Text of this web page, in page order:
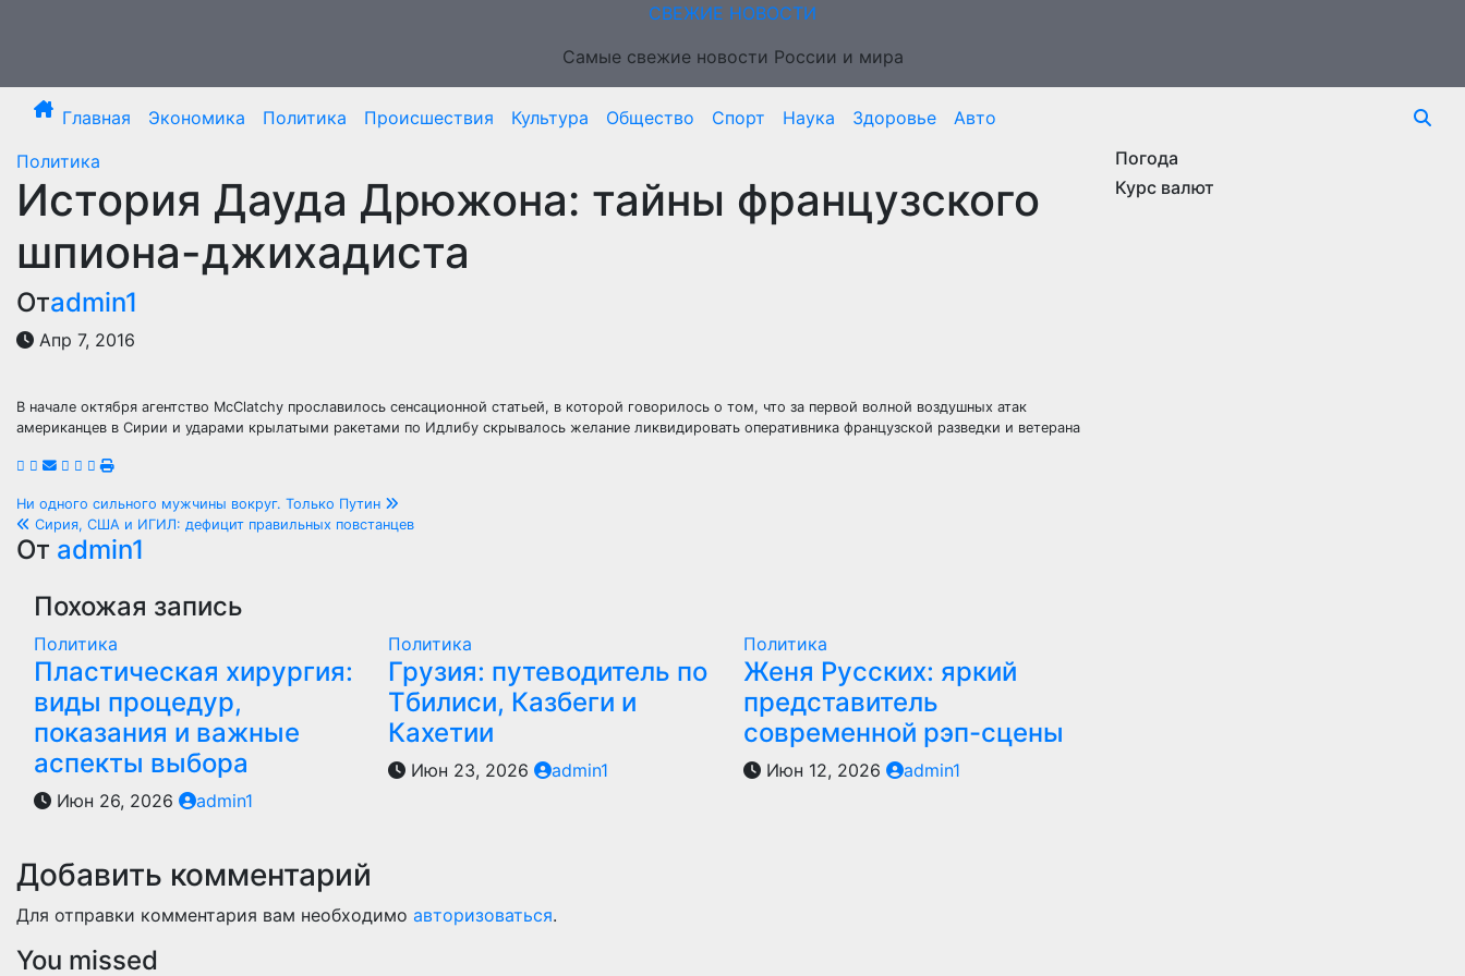
СВЕЖИЕ НОВОСТИ
Самые свежие новости России и мира
Главная Экономика Политика Происшествия Культура Общество Спорт Наука Здоровье
Авто
Политика
История Дауда Дрюжона: тайны французского
шпиона-джихадиста
Отadmin1
Апр 7, 2016
В начале октября агентство McClatchy прославилось сенсационной статьей, в которой говорилось о том, что за первой волной воздушных атак
американцев в Сирии и ударами крылатыми ракетами по Идлибу скрывалось желание ликвидировать оперативника французской разведки и ветерана
Навигация
по
записям
Ни одного сильного мужчины вокруг. Только Путин
Сирия, США и ИГИЛ: дефицит правильных повстанцев
От admin1
Похожая запись
Политика
Пластическая хирургия:
виды процедур,
показания и важные
аспекты выбора
Июн 26, 2026 admin1
Политика
Грузия: путеводитель по
Тбилиси, Казбеги и
Кахетии
Июн 23, 2026 admin1
Политика
Женя Русских: яркий
представитель
современной рэп-сцены
Июн 12, 2026 admin1
Добавить комментарий
Для отправки комментария вам необходимо авторизоваться.
Погода
Курс валют
You missed